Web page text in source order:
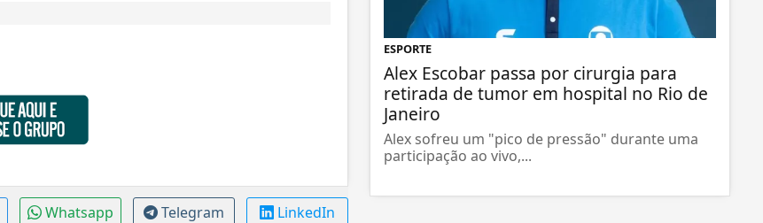
Whatsapp Telegram LinkedIn
ESPORTE
Alex Escobar passa por cirurgia para
retirada de tumor em hospital no Rio de
Janeiro
Alex sofreu um "pico de pressão" durante uma
participação ao vivo,...